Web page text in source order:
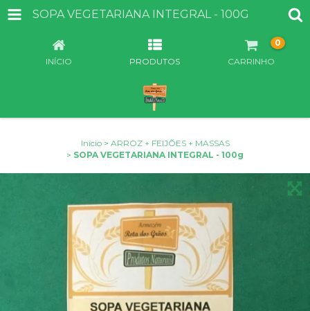
SOPA VEGETARIANA INTEGRAL - 100G
INÍCIO PRODUTOS CARRINHO
0
Início > ARROZ + FEIJÕES + MASSAS
> SOPA VEGETARIANA INTEGRAL - 100g